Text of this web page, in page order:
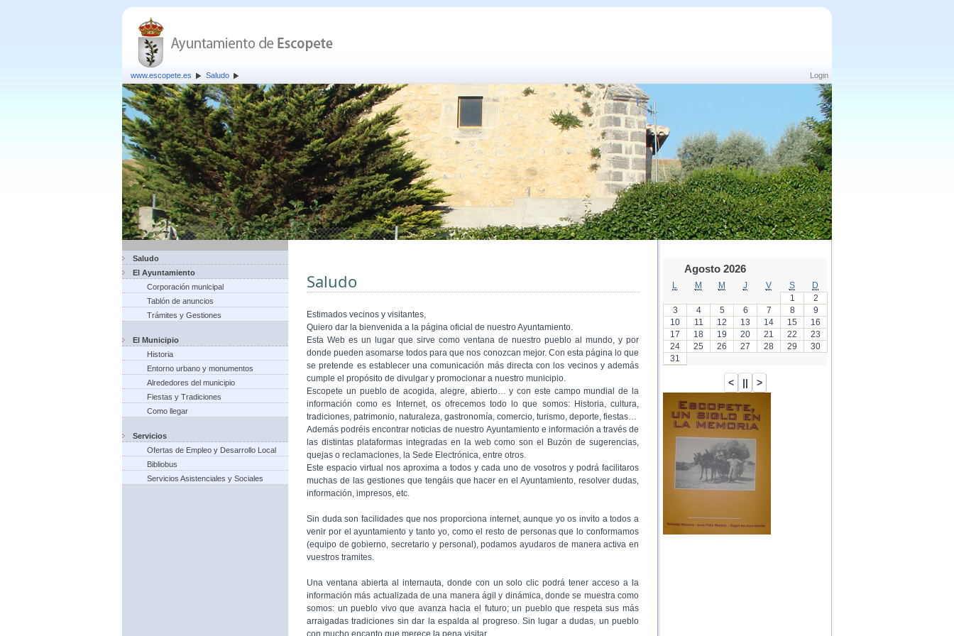
Login
www.escopete.es Saludo
Saludo
El Ayuntamiento
Corporación municipal
Tablón de anuncios
Trámites y Gestiones
El Municipio
Historia
Entorno urbano y monumentos
Alrededores del municipio
Fiestas y Tradiciones
Como llegar
Servicios
Ofertas de Empleo y Desarrollo Local
Bibliobus
Servicios Asistenciales y Sociales
Saludo
Estimados vecinos y visitantes,
Quiero dar la bienvenida a la página oficial de nuestro Ayuntamiento.
Esta Web es un lugar que sirve como ventana de nuestro pueblo al mundo, y por
donde pueden asomarse todos para que nos conozcan mejor. Con esta página lo que
se pretende es establecer una comunicación más directa con los vecinos y además
cumple el propósito de divulgar y promocionar a nuestro municipio.
Escopete un pueblo de acogida, alegre, abierto… y con este campo mundial de la
información como es Internet, os ofrecemos todo lo que somos: Historia, cultura,
tradiciones, patrimonio, naturaleza, gastronomía, comercio, turismo, deporte, fiestas…
Además podréis encontrar noticias de nuestro Ayuntamiento e información a través de
las distintas plataformas integradas en la web como son el Buzón de sugerencias,
quejas o reclamaciones, la Sede Electrónica, entre otros.
Este espacio virtual nos aproxima a todos y cada uno de vosotros y podrá facilitaros
muchas de las gestiones que tengáis que hacer en el Ayuntamiento, resolver dudas,
información, impresos, etc.
Sin duda son facilidades que nos proporciona internet, aunque yo os invito a todos a
venir por el ayuntamiento y tanto yo, como el resto de personas que lo conformamos
(equipo de gobierno, secretario y personal), podamos ayudaros de manera activa en
vuestros tramites.
Una ventana abierta al internauta, donde con un solo clic podrá tener acceso a la
información más actualizada de una manera ágil y dinámica, donde se muestra como
somos: un pueblo vivo que avanza hacia el futuro; un pueblo que respeta sus más
arraigadas tradiciones sin dar la espalda al progreso. Sin lugar a dudas, un pueblo
con mucho encanto que merece la pena visitar.
Agosto 2026
M M J V S
D
1
2
3
4 5 6 7 8
9
10
11 12 13 14 15
16
17
18 19 20 21 22
23
24
25 26 27 28 29
30
31